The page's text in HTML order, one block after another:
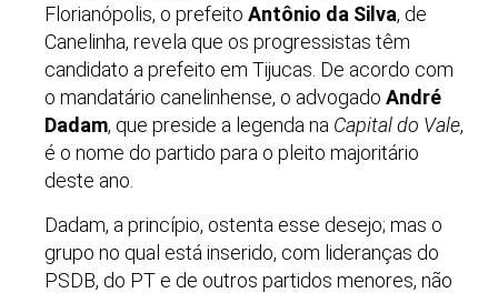
Florianópolis, o prefeito Antônio da Silva, de
Canelinha, revela que os progressistas têm
candidato a prefeito em Tijucas. De acordo com
o mandatário canelinhense, o advogado André
Dadam, que preside a legenda na Capital do Vale,
é o nome do partido para o pleito majoritário
deste ano.
Dadam, a princípio, ostenta esse desejo; mas o
grupo no qual está inserido, com lideranças do
PSDB, do PT e de outros partidos menores, não